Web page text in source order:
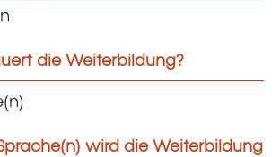
die Weiterbildung?
wird die Weiterbildung